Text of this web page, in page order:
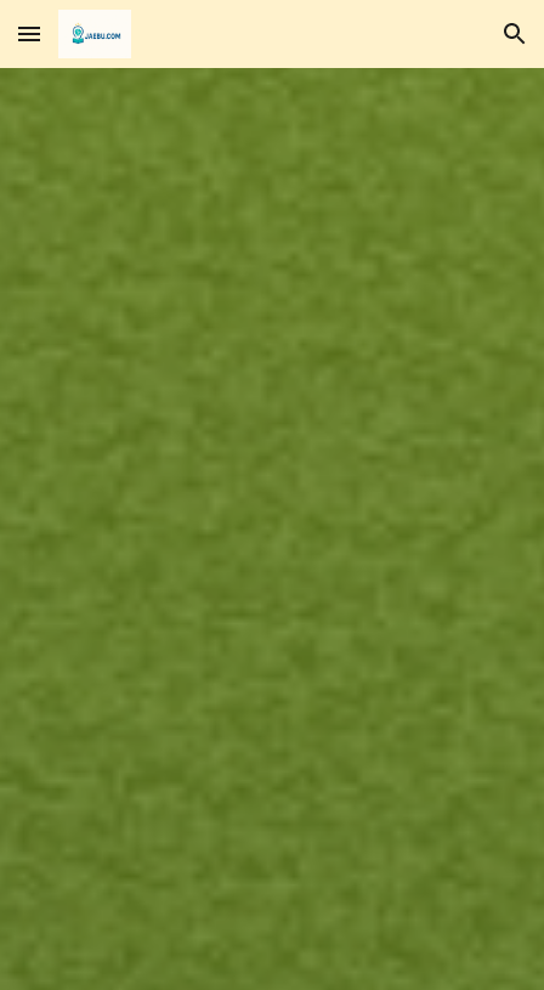
Skip to main content Skip to navigation